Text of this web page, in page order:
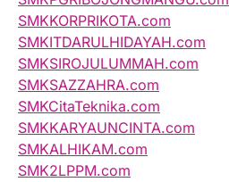
SMKKORPRIKOTA.com
SMKITDARULHIDAYAH.com
SMKSIROJULUMMAH.com
SMKSAZZAHRA.com
SMKCitaTeknika.com
SMKKARYAUNCINTA.com
SMKALHIKAM.com
SMK2LPPM.com